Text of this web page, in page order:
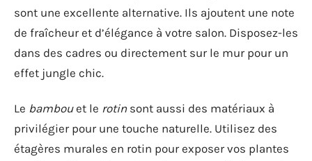
sont une excellente alternative. Ils ajoutent une note
de fraîcheur et d’élégance à votre salon. Disposez-les
dans des cadres ou directement sur le mur pour un
effet jungle chic.
Le bambouet le rotinsont aussi des matériaux à
privilégier pour une touche naturelle. Utilisez des
étagères murales en rotin pour exposer vos plantes